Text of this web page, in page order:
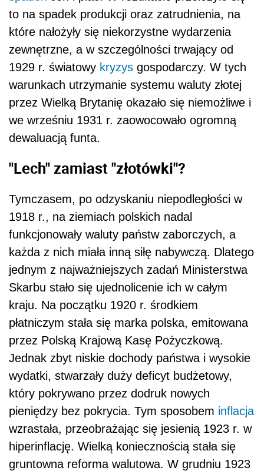
to na spadek produkcji oraz zatrudnienia, na
które nałożyły się niekorzystne wydarzenia
zewnętrzne, a w szczególności trwający od
1929 r. światowy kryzys gospodarczy. W tych
warunkach utrzymanie systemu waluty złotej
przez Wielką Brytanię okazało się niemożliwe i
we wrześniu 1931 r. zaowocowało ogromną
dewaluacją funta.
"Lech" zamiast "złotówki"?
Tymczasem, po odzyskaniu niepodległości w
1918 r., na ziemiach polskich nadal
funkcjonowały waluty państw zaborczych, a
każda z nich miała inną siłę nabywczą. Dlatego
jednym z najważniejszych zadań Ministerstwa
Skarbu stało się ujednolicenie ich w całym
kraju. Na początku 1920 r. środkiem
płatniczym stała się marka polska, emitowana
przez Polską Krajową Kasę Pożyczkową.
Jednak zbyt niskie dochody państwa i wysokie
wydatki, stwarzały duży deficyt budżetowy,
który pokrywano przez dodruk nowych
pieniędzy bez pokrycia. Tym sposobem inflacja
wzrastała, przeobrażając się jesienią 1923 r. w
hiperinflację. Wielką koniecznością stała się
gruntowna reforma walutowa. W grudniu 1923